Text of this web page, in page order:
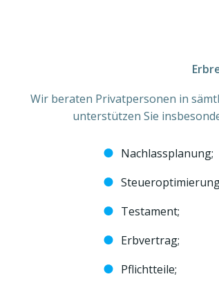
Wir beraten Privatpersonen in
unterstützen Sie
Nachlassplanung;
Testament;
Erbvertrag;
Pflichtteile;